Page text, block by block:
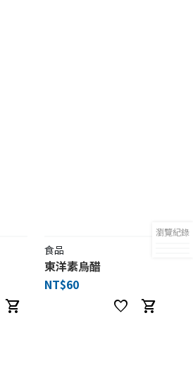
瀏覽紀錄
shopping_cart
食品
東洋素烏醋
NT$60
favorite shopping_cart